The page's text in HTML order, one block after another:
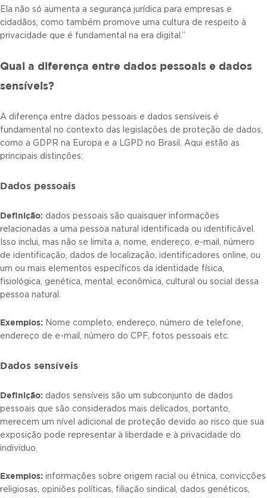
Ela não só aumenta a segurança jurídica para empresas e
cidadãos, como também promove uma cultura de respeito à
privacidade que é fundamental na era digital.”
Qual a diferença entre dados pessoais e dados
sensíveis?
A diferença entre dados pessoais e dados sensíveis é
fundamental no contexto das legislações de proteção de dados,
como a GDPR na Europa e a LGPD no Brasil. Aqui estão as
principais distinções:
Dados pessoais
Definição: dados pessoais são quaisquer informações
relacionadas a uma pessoa natural identificada ou identificável.
Isso inclui, mas não se limita a, nome, endereço, e-mail, número
de identificação, dados de localização, identificadores online, ou
um ou mais elementos específicos da identidade física,
fisiológica, genética, mental, econômica, cultural ou social dessa
pessoa natural.
Exemplos: Nome completo, endereço, número de telefone,
endereço de e-mail, número do CPF, fotos pessoais etc.
Dados sensíveis
Definição: dados sensíveis são um subconjunto de dados
pessoais que são considerados mais delicados, portanto,
merecem um nível adicional de proteção devido ao risco que sua
exposição pode representar à liberdade e à privacidade do
indivíduo.
Exemplos: informações sobre origem racial ou étnica, convicções
religiosas, opiniões políticas, filiação sindical, dados genéticos,